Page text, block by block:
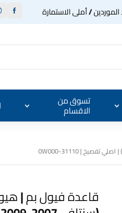
/ أملى الاستمارة
تسوق من
الاقسام
قاعدة فيول بم |